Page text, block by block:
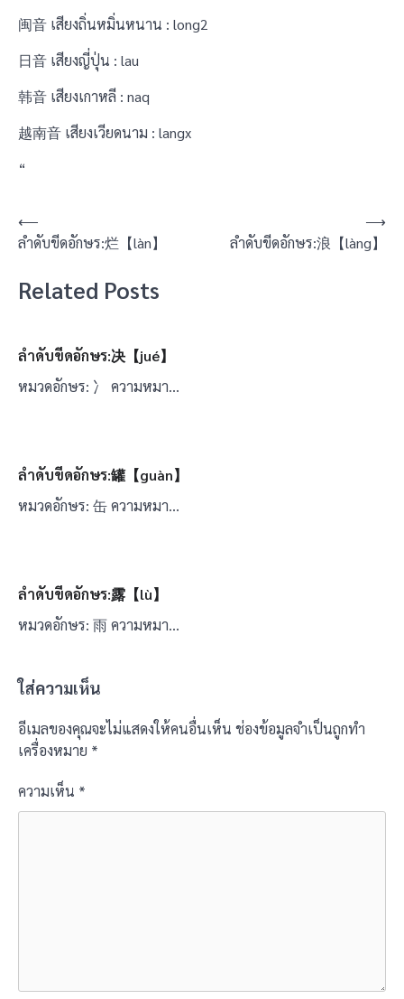
闽音 เสียงถิ่นหมิ่นหนาน : long2
日音 เสียงญี่ปุ่น : lau
韩音 เสียงเกาหลี : naq
越南音 เสียงเวียดนาม : langx
“
แนะแนว
เรื่อง
⟵
ลำดับขีดอักษร:烂【làn】
ลำดับขีดอักษร:浪【làng】
⟶
Related Posts
ลำดับขีดอักษร:决【jué】
หมวดอักษร: 冫 ความหมา…
ลำดับขีดอักษร:罐【guàn】
หมวดอักษร: 缶 ความหมา…
ลำดับขีดอักษร:露【lù】
หมวดอักษร: 雨 ความหมา…
ใส่ความเห็น
อีเมลของคุณจะไม่แสดงให้คนอื่นเห็น ช่องข้อมูลจำเป็นถูกทำ
เครื่องหมาย *
ความเห็น *